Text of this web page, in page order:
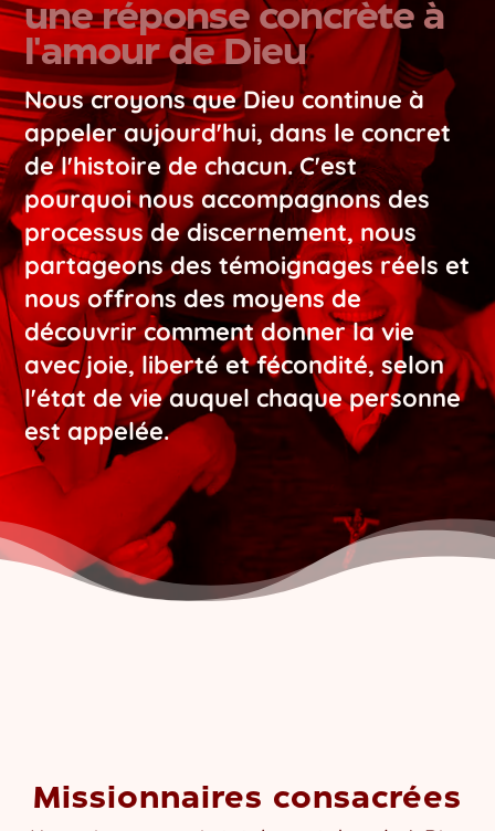
une réponse concrète à
l'amour de Dieu
Nous croyons que Dieu continue à
appeler aujourd'hui, dans le concret
de l'histoire de chacun. C'est
pourquoi nous accompagnons des
processus de discernement, nous
partageons des témoignages réels et
nous offrons des moyens de
découvrircomment donner la vie
avec joie, liberté et fécondité, selon
l'état de vie auquel chaque personne
est appelée.
Missionnaires consacrées